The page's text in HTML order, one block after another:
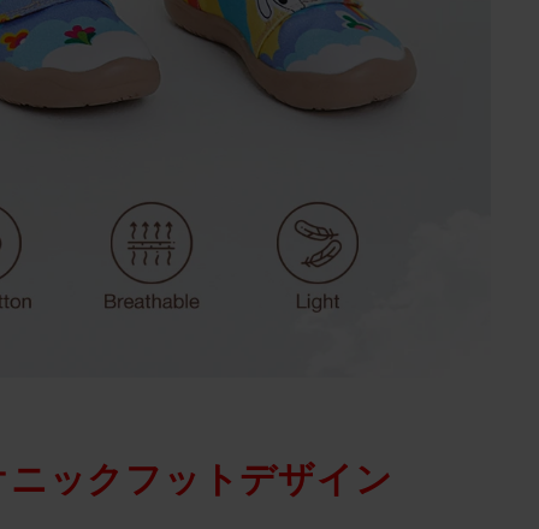
ックフットデザイン